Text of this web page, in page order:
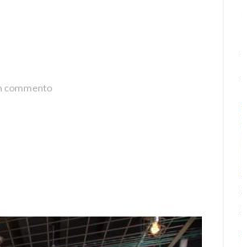
commento